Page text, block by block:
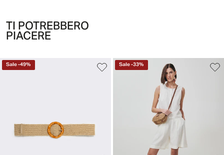
TI POTREBBERO
PIACERE
Sale-49% Sale-33%